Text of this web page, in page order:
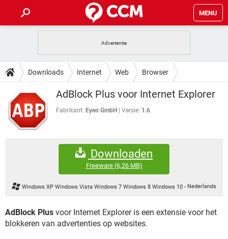
MENU
INSTAGRAM WINDOWS 10
NETFLIX CORONAVIRUS
GRATIS SNAPCHAT
TIKTOK
HOW-TO
VIDEOBELLEN GAMES
INSTAGRAM
NETFLIX
DOWNLOADS
VIDEOBELLEN GAMES
INSTAGRAM
CORONAVIRUS
SNAPCHAT
FORUM
WINDOWS 10
CORONAVIRUS
GRATIS SNAPCHAT
GAMES
GRATIS SNAPCHAT
Downloads Internet Web Browser
AdBlock Plus voor Internet Explorer
Fabrikant: Eyeo GmbH Versie: 1.6
Downloaden
Freeware(6,26 MB)
Windows XP Windows Vista Windows 7 Windows 8 Windows 10- Nederlands
AdBlock Plus voor Internet Explorer is een extensie voor het
blokkeren van advertenties op websites.